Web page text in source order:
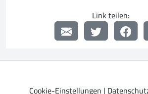
Link teilen:
Cookie-Einstellungen |